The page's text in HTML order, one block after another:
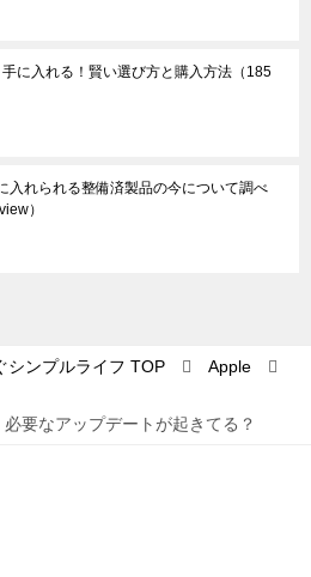
に入れる！賢い選び方と購入方法 （185
入れられる整備済製品の今について調べ
）
シンプルライフ TOP
Apple
要なアップデートが起きてる？